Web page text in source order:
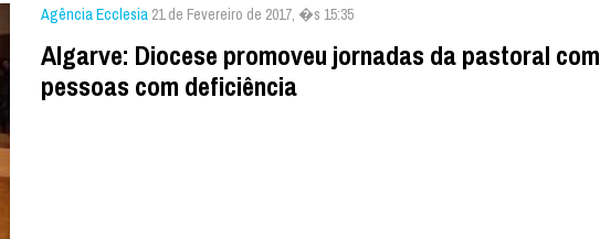
Agência Ecclesia 21 de Fevereiro de 2017, �s 15:35
Algarve: Diocese promoveu jornadas da pastoral com
pessoas com deficiência